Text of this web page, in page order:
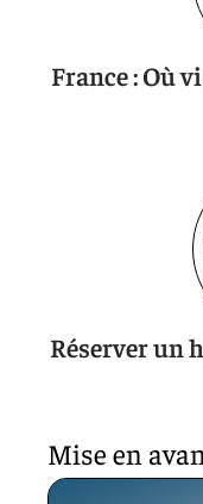
France : Où
Réserver un
Mise en